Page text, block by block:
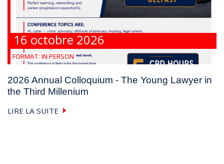
16 octobre 2026
FORMAT: IN PERSON
2026 Annual Colloquium - The Young Lawyer in
the Third Millenium
LIRE LA SUITE